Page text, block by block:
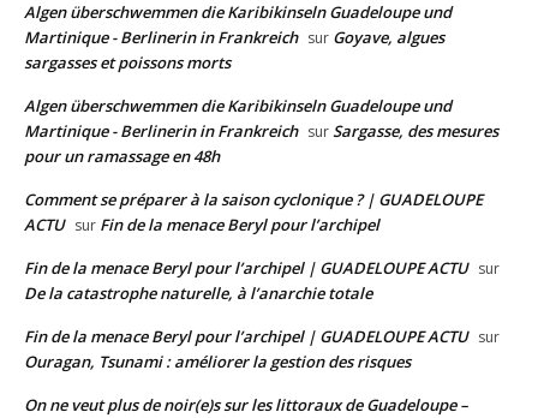
Algen überschwemmen die Karibikinseln Guadeloupe und
Martinique - Berlinerin in Frankreich sur Goyave, algues
sargasses et poissons morts
Algen überschwemmen die Karibikinseln Guadeloupe und
Martinique - Berlinerin in Frankreich surSargasse, des mesures
pour un ramassage en 48h
Comment se préparer à la saison cyclonique ? | GUADELOUPE
ACTU sur Fin de la menace Beryl pour l’archipel
Fin de la menace Beryl pour l’archipel | GUADELOUPE ACTU sur
De la catastrophe naturelle, à l’anarchie totale
Fin de la menace Beryl pour l’archipel | GUADELOUPE ACTU sur
Ouragan, Tsunami : améliorer la gestion des risques
On ne veut plus de noir(e)s sur les littoraux de Guadeloupe –